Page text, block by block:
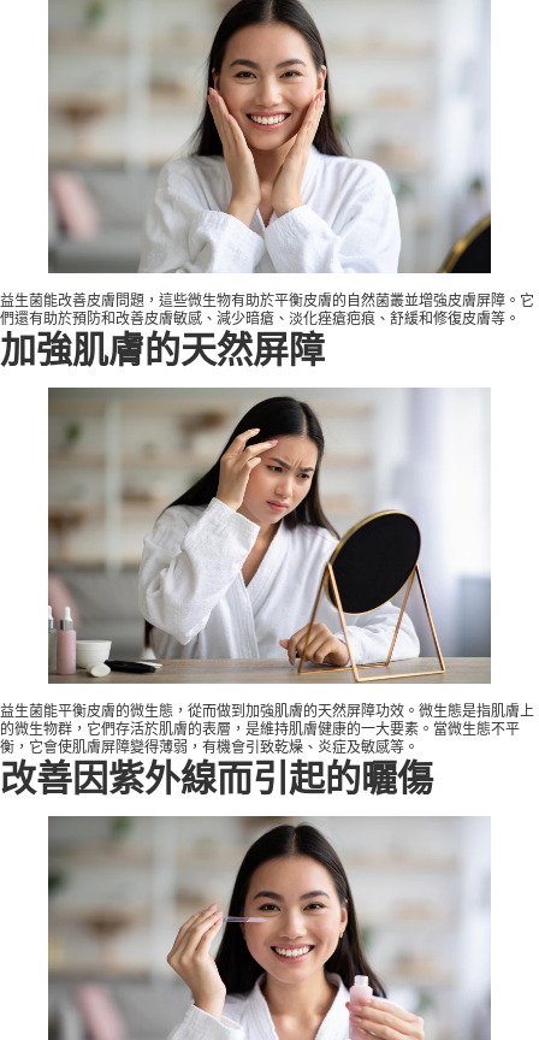
益生菌能改善皮膚問題，這些微生物有助於平衡皮膚的自然菌叢並增強皮膚屏障。它
們還有助於預防和改善皮膚敏感、減少暗瘡、淡化痤瘡疤痕、舒緩和修復皮膚等。
加強肌膚的天然屏障
益生菌能平衡皮膚的微生態，從而做到加強肌膚的天然屏障功效。微生態是指肌膚上
的微生物群，它們存活於肌膚的表層，是維持肌膚健康的一大要素。當微生態不平
衡，它會使肌膚屏障變得薄弱，有機會引致乾燥、炎症及敏感等。
改善因紫外線而引起的曬傷